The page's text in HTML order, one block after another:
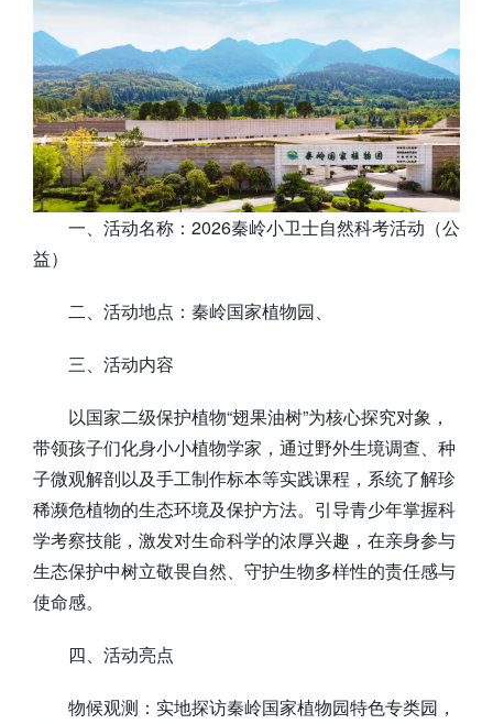
一、活动名称：2026秦岭小卫士自然科考活动（公
益）
二、活动地点：秦岭国家植物园、
三、活动内容
以国家二级保护植物“翅果油树”为核心探究对象，
带领孩子们化身小小植物学家，通过野外生境调查、种
子微观解剖以及手工制作标本等实践课程，系统了解珍
稀濒危植物的生态环境及保护方法。引导青少年掌握科
学考察技能，激发对生命科学的浓厚兴趣，在亲身参与
生态保护中树立敬畏自然、守护生物多样性的责任感与
使命感。
四、活动亮点
物候观测：实地探访秦岭国家植物园特色专类园，